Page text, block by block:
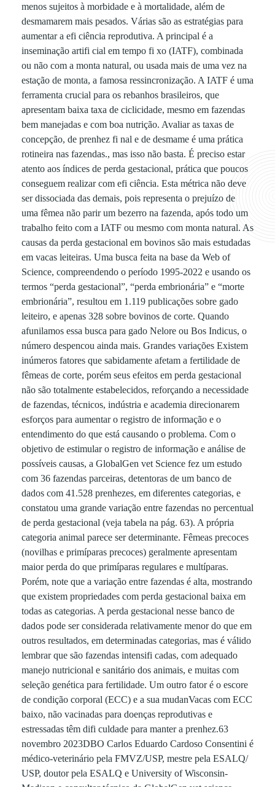
a
g
e
s
t
a
c
i
o
n
a
l
:
é
p
r
e
c
i
s
o
m
e
menos sujeitos à morbidade e à mortalidade, além de
desmamarem mais pesados. Várias são as estratégias para
aumentar a efi ciência reprodutiva. A principal é a
inseminação artifi cial em tempo fi xo (IATF), combinada
ou não com a monta natural, ou usada mais de uma vez na
estação de monta, a famosa ressincronização. A IATF é uma
ferramenta crucial para os rebanhos brasileiros, que
apresentam baixa taxa de ciclicidade, mesmo em fazendas
bem manejadas e com boa nutrição. Avaliar as taxas de
concepção, de prenhez fi nal e de desmame é uma prática
rotineira nas fazendas., mas isso não basta. É preciso estar
atento aos índices de perda gestacional, prática que poucos
conseguem realizar com efi ciência. Esta métrica não deve
ser dissociada das demais, pois representa o prejuízo de
uma fêmea não parir um bezerro na fazenda, após todo um
trabalho feito com a IATF ou mesmo com monta natural. As
causas da perda gestacional em bovinos são mais estudadas
em vacas leiteiras. Uma busca feita na base da Web of
Science, compreendendo o período 1995-2022 e usando os
termos “perda gestacional”, “perda embrionária” e “morte
embrionária”, resultou em 1.119 publicações sobre gado
leiteiro, e apenas 328 sobre bovinos de corte. Quando
afunilamos essa busca para gado Nelore ou Bos Indicus, o
número despencou ainda mais. Grandes variações Existem
inúmeros fatores que sabidamente afetam a fertilidade de
fêmeas de corte, porém seus efeitos em perda gestacional
não são totalmente estabelecidos, reforçando a necessidade
de fazendas, técnicos, indústria e academia direcionarem
esforços para aumentar o registro de informação e o
entendimento do que está causando o problema. Com o
objetivo de estimular o registro de informação e análise de
possíveis causas, a GlobalGen vet Science fez um estudo
com 36 fazendas parceiras, detentoras de um banco de
dados com 41.528 prenhezes, em diferentes categorias, e
constatou uma grande variação entre fazendas no percentual
de perda gestacional (veja tabela na pág. 63). A própria
categoria animal parece ser determinante. Fêmeas precoces
(novilhas e primíparas precoces) geralmente apresentam
maior perda do que primíparas regulares e multíparas.
Porém, note que a variação entre fazendas é alta, mostrando
que existem propriedades com perda gestacional baixa em
todas as categorias. A perda gestacional nesse banco de
dados pode ser considerada relativamente menor do que em
outros resultados, em determinadas categorias, mas é válido
lembrar que são fazendas intensifi cadas, com adequado
manejo nutricional e sanitário dos animais, e muitas com
seleção genética para fertilidade. Um outro fator é o escore
de condição corporal (ECC) e a sua mudanVacas com ECC
baixo, não vacinadas para doenças reprodutivas e
estressadas têm difi culdade para manter a prenhez.63
novembro 2023DBO Carlos Eduardo Cardoso Consentini é
médico-veterinário pela FMVZ/USP, mestre pela ESALQ/
USP, doutor pela ESALQ e University of Wisconsin-